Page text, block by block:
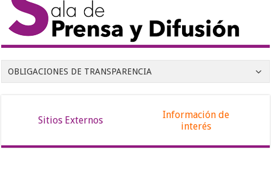
OBLIGACIONES DE TRANSPARENCIA
Sitios Externos
Información de
interés